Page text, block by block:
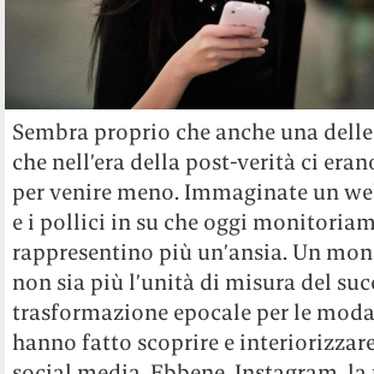
Sembra proprio che anche una
che nell’era della post-verità ci
per venire meno. Immaginate un
e i pollici in su che oggi
rappresentino più un’ansia. Un
non sia più l’unità di misura del
trasformazione epocale per le
hanno fatto scoprire e